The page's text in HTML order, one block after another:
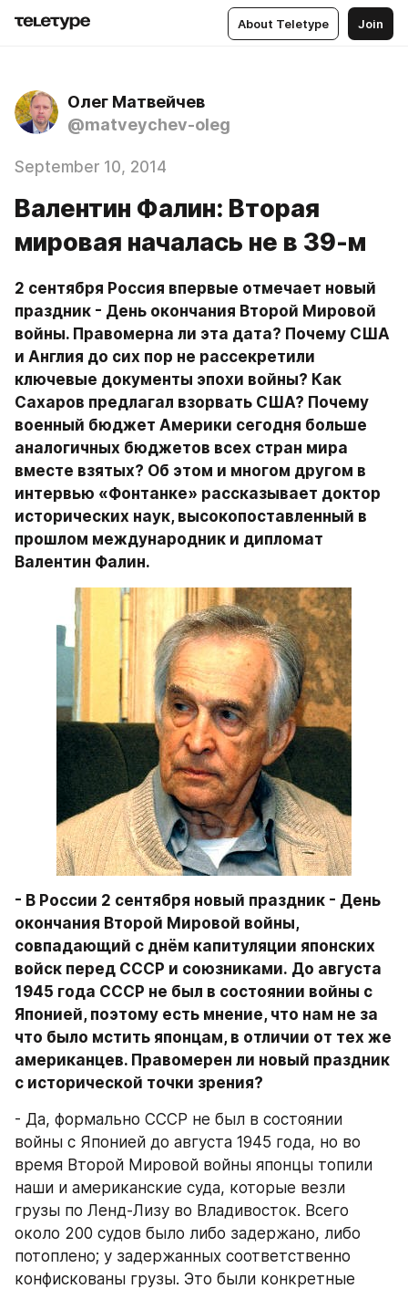
About Teletype Join
Олег Матвейчев
@matveychev-oleg
September 10, 2014
Валентин Фалин: Вторая
мировая началась не в 39-м
2 сентября Россия впервые отмечает новый
праздник - День окончания Второй Мировой
войны. Правомерна ли эта дата? Почему США
и Англия до сих пор не рассекретили
ключевые документы эпохи войны? Как
Сахаров предлагал взорвать США? Почему
военный бюджет Америки сегодня больше
аналогичных бюджетов всех стран мира
вместе взятых? Об этом и многом другом в
интервью «Фонтанке» рассказывает доктор
исторических наук, высокопоставленный в
прошлом международник и дипломат
Валентин Фалин.
- В России 2 сентября новый праздник - День
окончания Второй Мировой войны,
совпадающий с днём капитуляции японских
войск перед СССР и союзниками. До августа
1945 года СССР не был в состоянии войны с
Японией, поэтому есть мнение, что нам не за
что было мстить японцам, в отличии от тех же
американцев. Правомерен ли новый праздник
с исторической точки зрения?
- Да, формально СССР не был в состоянии
войны с Японией до августа 1945 года, но во
время Второй Мировой войны японцы топили
наши и американские суда, которые везли
грузы по Ленд-Лизу во Владивосток. Всего
около 200 судов было либо задержано, либо
потоплено; у задержанных соответственно
конфискованы грузы. Это были конкретные